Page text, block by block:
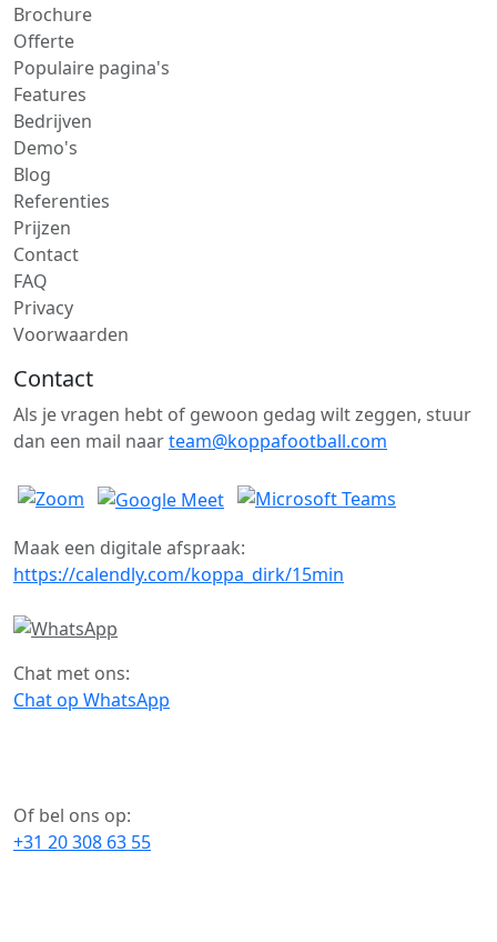
Brochure
Offerte
Populaire pagina's
Features
Bedrijven
Demo's
Blog
Referenties
Prijzen
Contact
FAQ
Privacy
Voorwaarden
Contact
Als je vragen hebt of gewoon gedag wilt zeggen, stuur
dan een mail naarteam@koppafootball.com
Maak een digitale afspraak:
https://calendly.com/koppa_dirk/15min
Chat met ons:
Chat op WhatsApp
Of bel ons op:
+31 20 308 63 55